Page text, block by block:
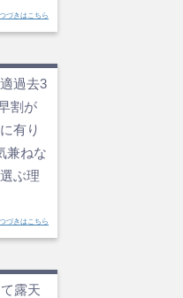
つづきはこちら
過去3
割が
有り
兼ねな
ぶ理
つづきはこちら
露天